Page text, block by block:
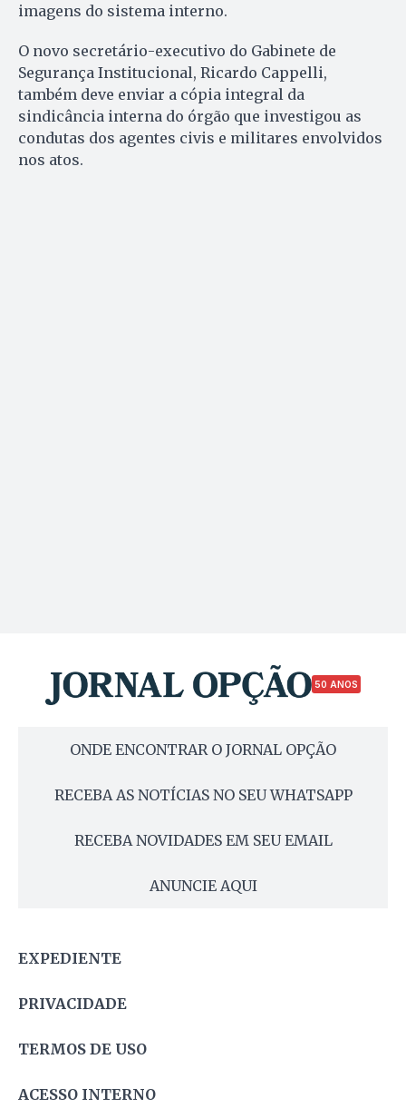
imagens do sistema interno.
O novo secretário-executivo do Gabinete de
Segurança Institucional, Ricardo Cappelli,
também deve enviar a cópia integral da
sindicância interna do órgão que investigou as
condutas dos agentes civis e militares envolvidos
nos atos.
50 ANOS
ONDE ENCONTRAR O JORNAL OPÇÃO
RECEBA AS NOTÍCIAS NO SEU WHATSAPP
RECEBA NOVIDADES EM SEU EMAIL
ANUNCIE AQUI
EXPEDIENTE
PRIVACIDADE
TERMOS DE USO
ACESSO INTERNO